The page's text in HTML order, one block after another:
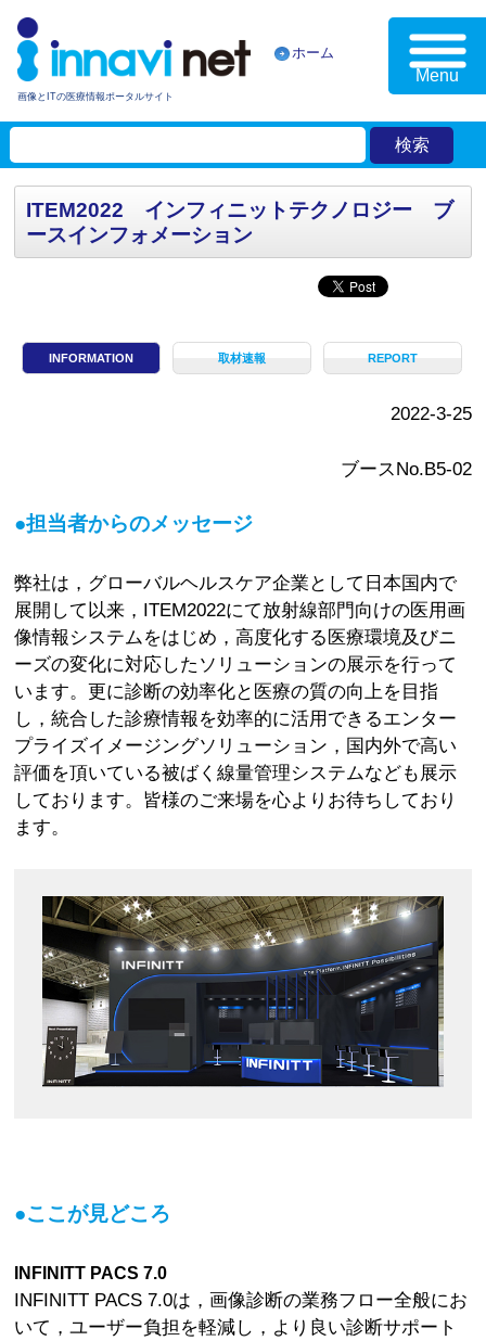
画像とITの医療情報ポータルサイト
ホーム
Menu
ITEM2022 インフィニットテクノロジー ブ
ースインフォメーション
INFORMATION 取材速報 REPORT
2022-3-25
ブースNo.B5-02
●担当者からのメッセージ
弊社は，グローバルヘルスケア企業として日本国内で
展開して以来，ITEM2022にて放射線部門向けの医用画
像情報システムをはじめ，高度化する医療環境及びニ
ーズの変化に対応したソリューションの展示を行って
います。更に診断の効率化と医療の質の向上を目指
し，統合した診療情報を効率的に活用できるエンター
プライズイメージングソリューション，国内外で高い
評価を頂いている被ばく線量管理システムなども展示
しております。皆様のご来場を心よりお待ちしており
ます。
●ここが見どころ
INFINITT PACS 7.0
INFINITT PACS 7.0は，画像診断の業務フロー全般にお
いて，ユーザー負担を軽減し，より良い診断サポート